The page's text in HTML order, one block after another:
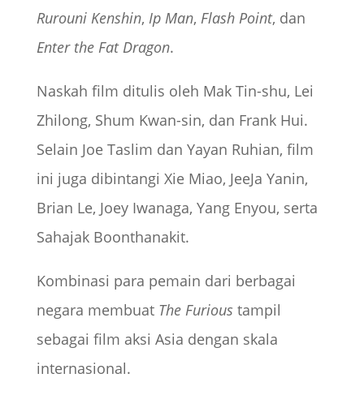
Rurouni Kenshin, Ip Man, Flash Point, dan
Enter the Fat Dragon.
Naskah film ditulis oleh Mak Tin-shu, Lei
Zhilong, Shum Kwan-sin, dan Frank Hui.
Selain Joe Taslim dan Yayan Ruhian, film
ini juga dibintangi Xie Miao, JeeJa Yanin,
Brian Le, Joey Iwanaga, Yang Enyou, serta
Sahajak Boonthanakit.
Kombinasi para pemain dari berbagai
negara membuat The Furious tampil
sebagai film aksi Asia dengan skala
internasional.